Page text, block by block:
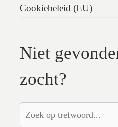
Cookiebeleid (EU)
Niet
zocht?